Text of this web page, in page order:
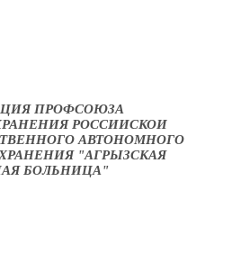
ПРОФСОЮЗА
РОССИИСКОИ
АВТОНОМНОГО
"АГРЫЗСКАЯ
БОЛЬНИЦА"